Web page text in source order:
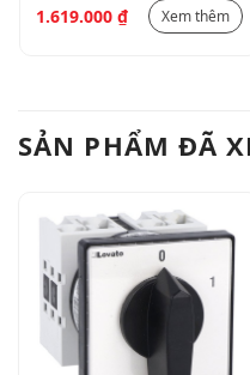
cánh_GX3210U
1.619.000 ₫ Xem thêm
SẢN PHẨM ĐÃ